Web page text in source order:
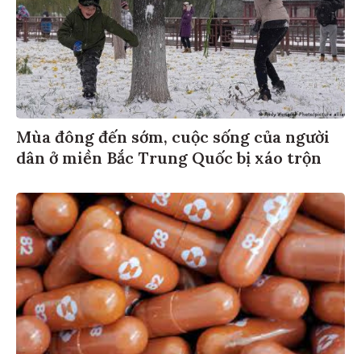
Mùa đông đến sớm, cuộc sống của người
dân ở miền Bắc Trung Quốc bị xáo trộn